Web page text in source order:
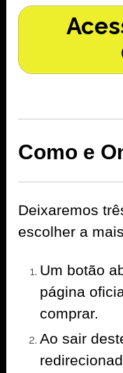
Como e
Deixaremos
escolher a
Um botão
página
comprar.
Ao sair